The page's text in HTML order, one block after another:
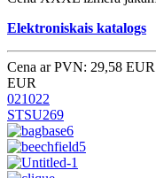
Elektroniskais katalogs
Cena ar PVN: 29,58 EUR
EUR
021022
STSU269